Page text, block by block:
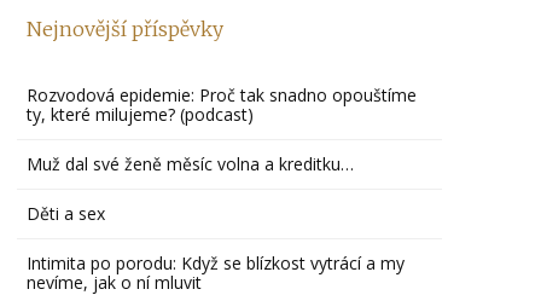
Nejnovější příspěvky
Rozvodová epidemie: Proč tak snadno opouštíme
ty, které milujeme? (podcast)
Muž dal své ženě měsíc volna a kreditku…
Děti a sex
Intimita po porodu: Když se blízkost vytrácí a my
nevíme, jak o ní mluvit